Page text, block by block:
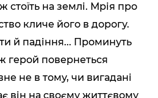
стоїть на землі. Мрія про
кличе його в дорогу.
й падіння... Проминуть
герой повернеться
не в тому, чи вигадані
він на своєму життєвому